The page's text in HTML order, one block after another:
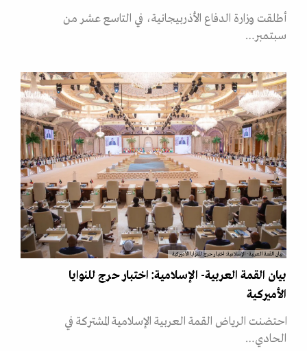
أطلقت وزارة الدفاع الأذربيجانية، في التاسع عشر من
سبتمبر…
بيان القمة العربية- الإسلامية: اختبار حرج للنوايا الأميركية
بيان القمة العربية- الإسلامية: اختبار حرج للنوايا
الأميركية
احتضنت الرياض القمة العربية الإسلامية المشتركة في
الحادي…